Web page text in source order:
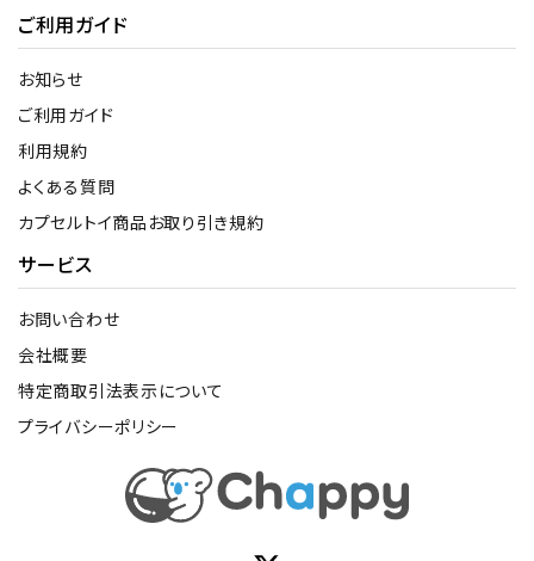
ご利用ガイド
お知らせ
ご利用ガイド
利用規約
よくある質問
カプセルトイ商品お取り引き規約
サービス
お問い合わせ
会社概要
特定商取引法表示について
プライバシーポリシー